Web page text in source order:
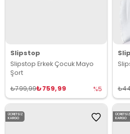
Slipstop
Slipstop Erkek Çocuk Mayo
Şort
₺759,99
₺799,99 %5
ÜCRETSIZ
KARGO
ÜCRETSIZ
KARGO